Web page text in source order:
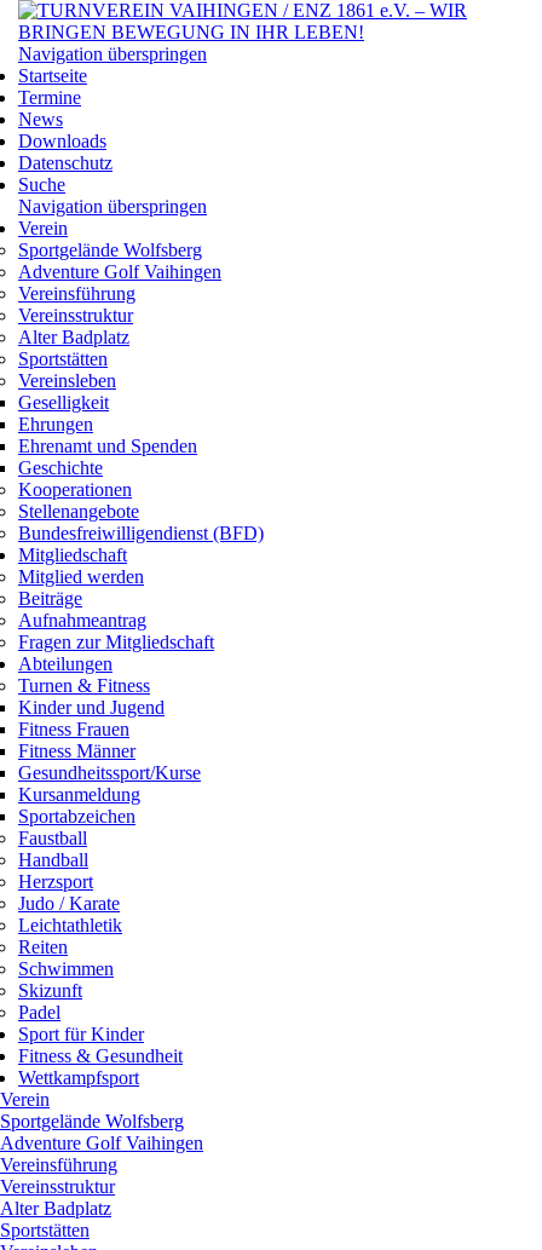
Navigation überspringen
Startseite
Termine
News
Downloads
Datenschutz
Suche
Navigation überspringen
Verein
Sportgelände Wolfsberg
Adventure Golf Vaihingen
Vereinsführung
Vereinsstruktur
Alter Badplatz
Sportstätten
Vereinsleben
Geselligkeit
Ehrungen
Ehrenamt und Spenden
Geschichte
Kooperationen
Stellenangebote
Bundesfreiwilligendienst (BFD)
Mitgliedschaft
Mitglied werden
Beiträge
Aufnahmeantrag
Fragen zur Mitgliedschaft
Abteilungen
Turnen & Fitness
Kinder und Jugend
Fitness Frauen
Fitness Männer
Gesundheitssport/Kurse
Kursanmeldung
Sportabzeichen
Faustball
Handball
Herzsport
Judo / Karate
Leichtathletik
Reiten
Schwimmen
Skizunft
Padel
Sport für Kinder
Fitness & Gesundheit
Wettkampfsport
Verein
Sportgelände Wolfsberg
Adventure Golf Vaihingen
Vereinsführung
Vereinsstruktur
Alter Badplatz
Sportstätten